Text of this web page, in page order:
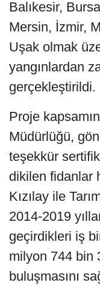
Balıkesir,
Mersin, İzmir,
Uşak olmak
yangınlardan
gerçekleştirildi.
Proje
Müdürlüğü,
teşekkür
dikilen fidanlar
Kızılay ile
2014-2019
geçirdikleri iş
milyon 744 bin
buluşmasını